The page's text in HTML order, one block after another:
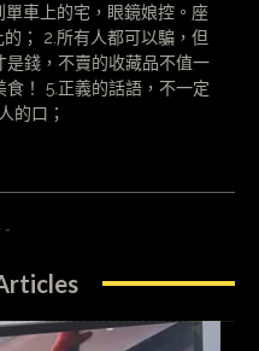
車上的宅，眼鏡娘控。座
； 2.所有人都可以騙，但
錢，不賣的收藏品不值一
！ 5.正義的話語，不一定
的口；
-